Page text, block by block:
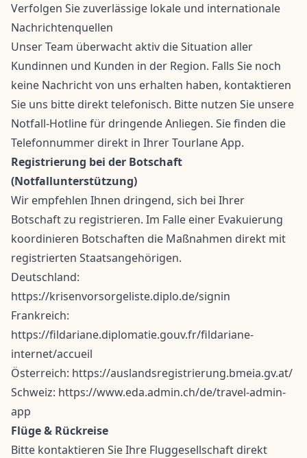
Verfolgen Sie zuverlässige lokale und internationale
Nachrichtenquellen
Unser Team überwacht aktiv die Situation aller
Kundinnen und Kunden in der Region. Falls Sie noch
keine Nachricht von uns erhalten haben, kontaktieren
Sie uns bitte direkt telefonisch. Bitte nutzen Sie unsere
Notfall-Hotline für dringende Anliegen. Sie finden die
Telefonnummer direkt in IhrerTourlane App.
Registrierung bei der Botschaft
(Notfallunterstützung)
Wir empfehlen Ihnen dringend, sich bei Ihrer
Botschaft zu registrieren. Im Falle einer Evakuierung
koordinieren Botschaften die Maßnahmen direkt mit
registrierten Staatsangehörigen.
Deutschland:
https://krisenvorsorgeliste.diplo.de/signin
Frankreich:
https://fildariane.diplomatie.gouv.fr/fildariane-
internet/accueil
Österreich: https://auslandsregistrierung.bmeia.gv.at/
Schweiz: https://www.eda.admin.ch/de/travel-admin-
app
Flüge & Rückreise
Bitte kontaktieren Sie Ihre Fluggesellschaft direkt